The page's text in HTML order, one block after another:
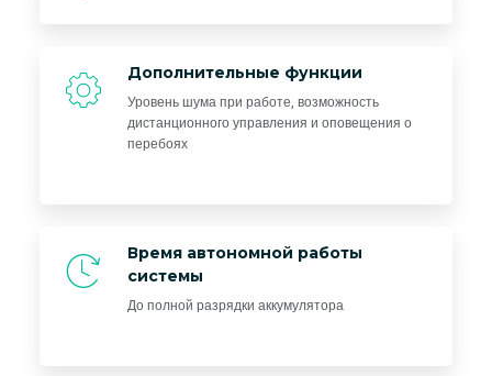
Дополнительные функции
Уровень шума при работе, возможность
дистанционного управления и оповещения о
перебоях
Время автономной работы
системы
До полной разрядки аккумулятора